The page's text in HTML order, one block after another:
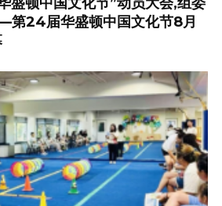
24届华盛顿中国文化节8月